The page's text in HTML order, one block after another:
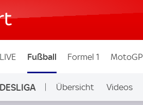
LIVE Fußball Formel 1 MotoGP
Übersicht Videos